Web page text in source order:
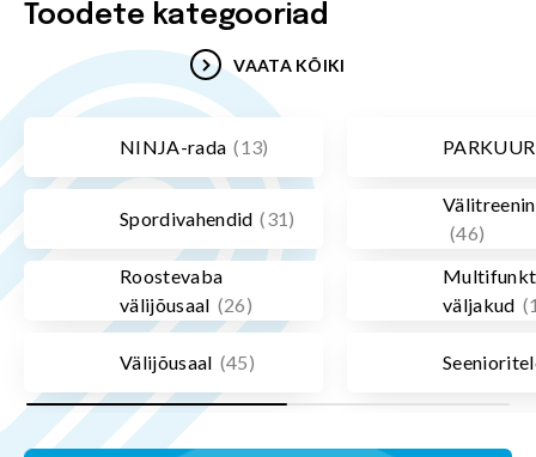
Toodete kategooriad
VAATA KÕIKI
NINJA-rada (13) PARKUUR
Spordivahendid (31)
(46)
Roostevaba
välijõusaal (26)
väljakud (
Välijõusaal (45)